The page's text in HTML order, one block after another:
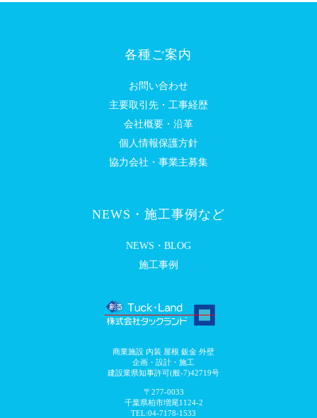
各種ご案内
お問い合わせ
主要取引先・工事経歴
会社概要・沿革
個人情報保護方針
協力会社・事業主募集
NEWS・施工事例など
NEWS・BLOG
施工事例
商業施設 内装 屋根 鈑金 外壁
企画・設計・施工
建設業県知事許可(般-7)42719号
〒277-0033
千葉県柏市増尾1124-2
TEL:04-7178-1533